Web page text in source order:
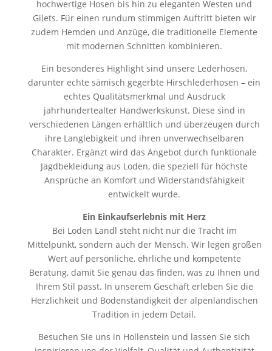
hochwertige Hosen bis hin zu eleganten Westen und
Gilets. Für einen rundum stimmigen Auftritt bieten wir
zudem Hemden und Anzüge, die traditionelle Elemente
mit modernen Schnitten kombinieren.
Ein besonderes Highlight sind unsere Lederhosen,
darunter echte sämisch gegerbte Hirschlederhosen – ein
echtes Qualitätsmerkmal und Ausdruck
jahrhundertealter Handwerkskunst. Diese sind in
verschiedenen Längen erhältlich und überzeugen durch
ihre Langlebigkeit und ihren unverwechselbaren
Charakter. Ergänzt wird das Angebot durch funktionale
Jagdbekleidung aus Loden, die speziell für höchste
Ansprüche an Komfort und Widerstandsfähigkeit
entwickelt wurde.
Ein Einkaufserlebnis mit Herz
Bei Loden Landl steht nicht nur die Tracht im
Mittelpunkt, sondern auch der Mensch. Wir legen großen
Wert auf persönliche, ehrliche und kompetente
Beratung, damit Sie genau das finden, was zu Ihnen und
Ihrem Stil passt. In unserem Geschäft erleben Sie die
Herzlichkeit und Bodenständigkeit der alpenländischen
Tradition in jedem Detail.
Besuchen Sie uns in Hollenstein und lassen Sie sich